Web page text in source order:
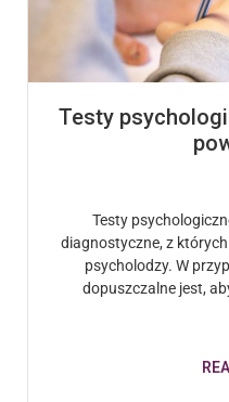
Testy
Testy
diagnostyczne, z
psycholodzy. W
dopuszczalne jest,